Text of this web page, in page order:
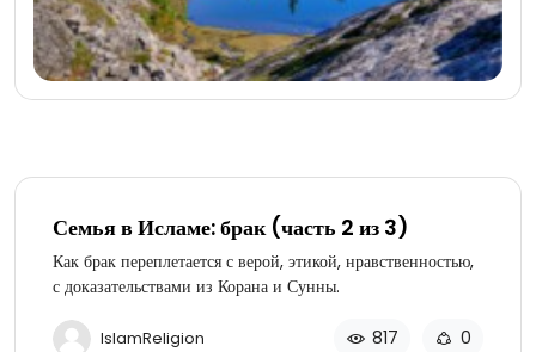
Семья в Исламе: брак (часть 2 из 3)
Как брак переплетается с верой, этикой, нравственностью,
с доказательствами из Корана и Сунны.
IslamReligion 817 0